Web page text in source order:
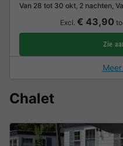
Van 28 tot 30 okt, 2 nachten,
Excl. € 43,90
Zie
Chalet